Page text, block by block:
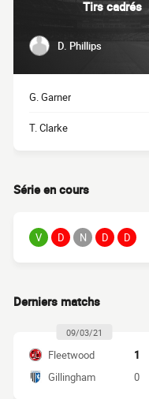
Tirs cadrés
D. Phillips
G. Garner
T. Clarke
Série en cours
V D N D D
Derniers matchs
09/03/21
Fleetwood
1
Gillingham
0